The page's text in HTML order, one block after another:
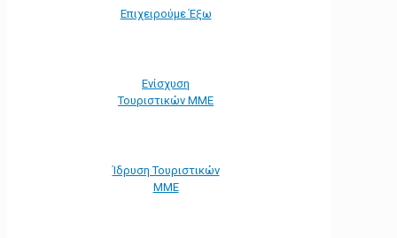
Επιχειρούμε Έξω
Ενίσχυση
Τουριστικών ΜΜΕ
Ίδρυση Τουριστικών
ΜΜΕ